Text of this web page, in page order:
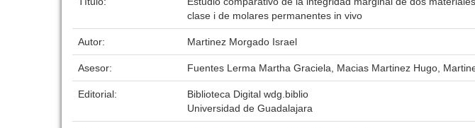
clase i de molares permanentes in vivo
Autor: Martinez Morgado Israel
Asesor: Fuentes Lerma Martha Graciela, Macias Martinez Hugo,
Editorial:
Biblioteca Digital wdg.biblio
Universidad de Guadalajara